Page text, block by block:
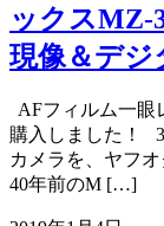
ックスMZ-
現像＆デジ
AFフィルム一眼
購入しました！
カメラを、ヤフ
40年前のM […]